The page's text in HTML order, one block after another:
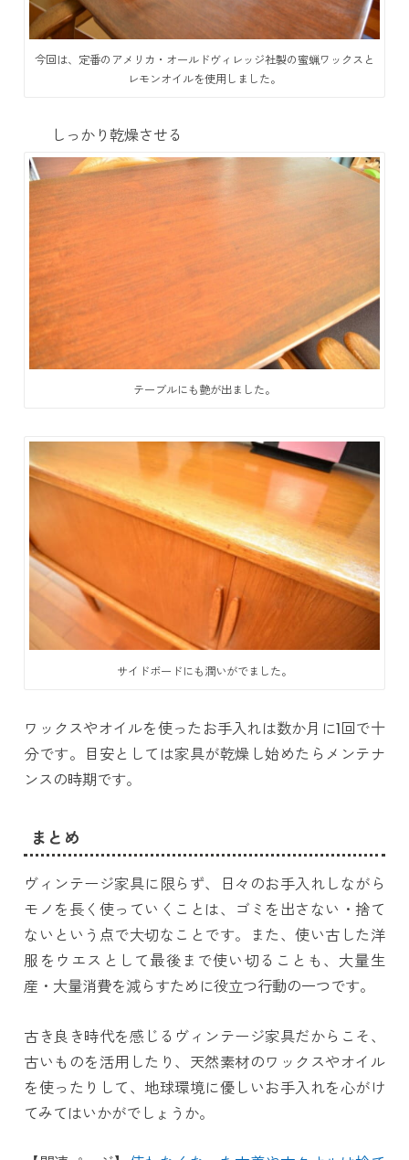
今回は、定番のアメリカ・オールドヴィレッジ社製の蜜蝋ワックスと
レモンオイルを使用しました。
しっかり乾燥させる
テーブルにも艶が出ました。
サイドボードにも潤いがでました。
ワックスやオイルを使ったお手入れは数か月に1回で十
分です。目安としては家具が乾燥し始めたらメンテナ
ンスの時期です。
まとめ
ヴィンテージ家具に限らず、日々のお手入れしながら
モノを長く使っていくことは、ゴミを出さない・捨て
ないという点で大切なことです。また、使い古した洋
服をウエスとして最後まで使い切ることも、大量生
産・大量消費を減らすために役立つ行動の一つです。
古き良き時代を感じるヴィンテージ家具だからこそ、
古いものを活用したり、天然素材のワックスやオイル
を使ったりして、地球環境に優しいお手入れを心がけ
てみてはいかがでしょうか。